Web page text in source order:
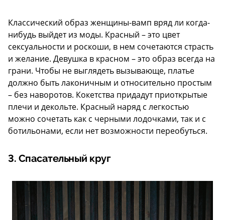
Классический образ женщины-вамп вряд ли когда-
нибудь выйдет из моды. Красный – это цвет
сексуальности и роскоши, в нем сочетаются страсть
и желание. Девушка в красном – это образ всегда на
грани. Чтобы не выглядеть вызывающе, платье
должно быть лаконичным и относительно простым
– без наворотов. Кокетства придадут приоткрытые
плечи и декольте. Красный наряд с легкостью
можно сочетать как с черными лодочками, так и с
ботильонами, если нет возможности переобуться.
3. Спасательный круг